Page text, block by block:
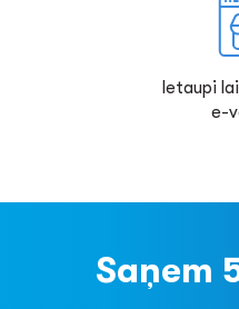
Ietaupi
e-
Saņem